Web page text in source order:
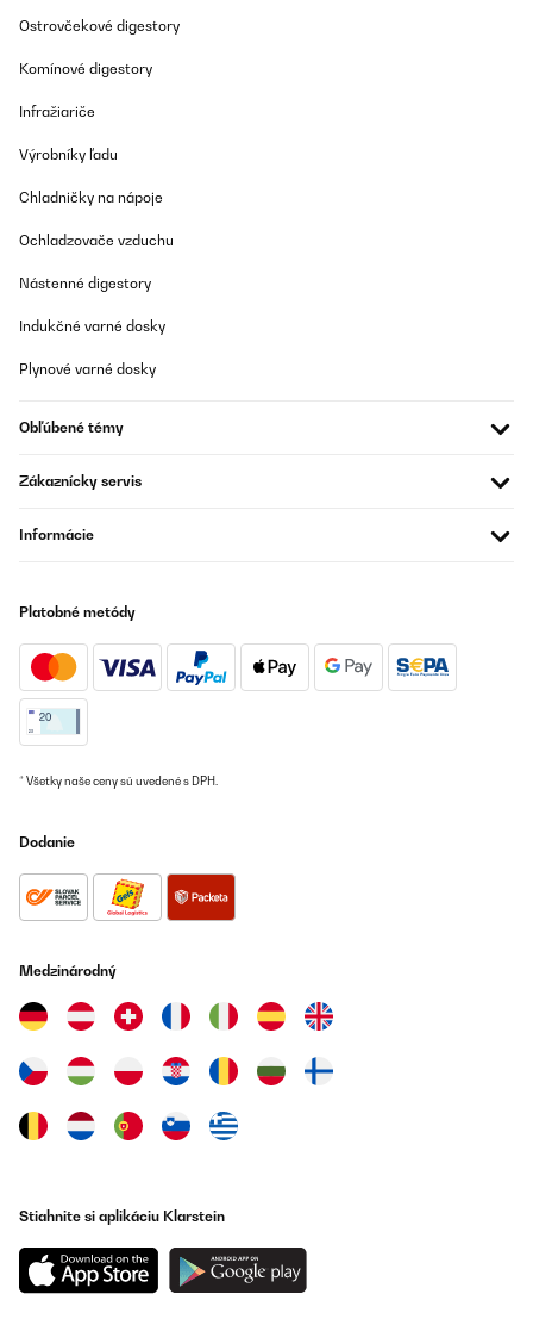
Ostrovčekové digestory
Komínové digestory
Infražiariče
Výrobníky ľadu
Chladničky na nápoje
Ochladzovače vzduchu
Nástenné digestory
Indukčné varné dosky
Plynové varné dosky
Obľúbené témy
Zákaznícky servis
Informácie
Platobné metódy
* Všetky naše ceny sú uvedené s DPH.
Dodanie
Medzinárodný
Stiahnite si aplikáciu Klarstein